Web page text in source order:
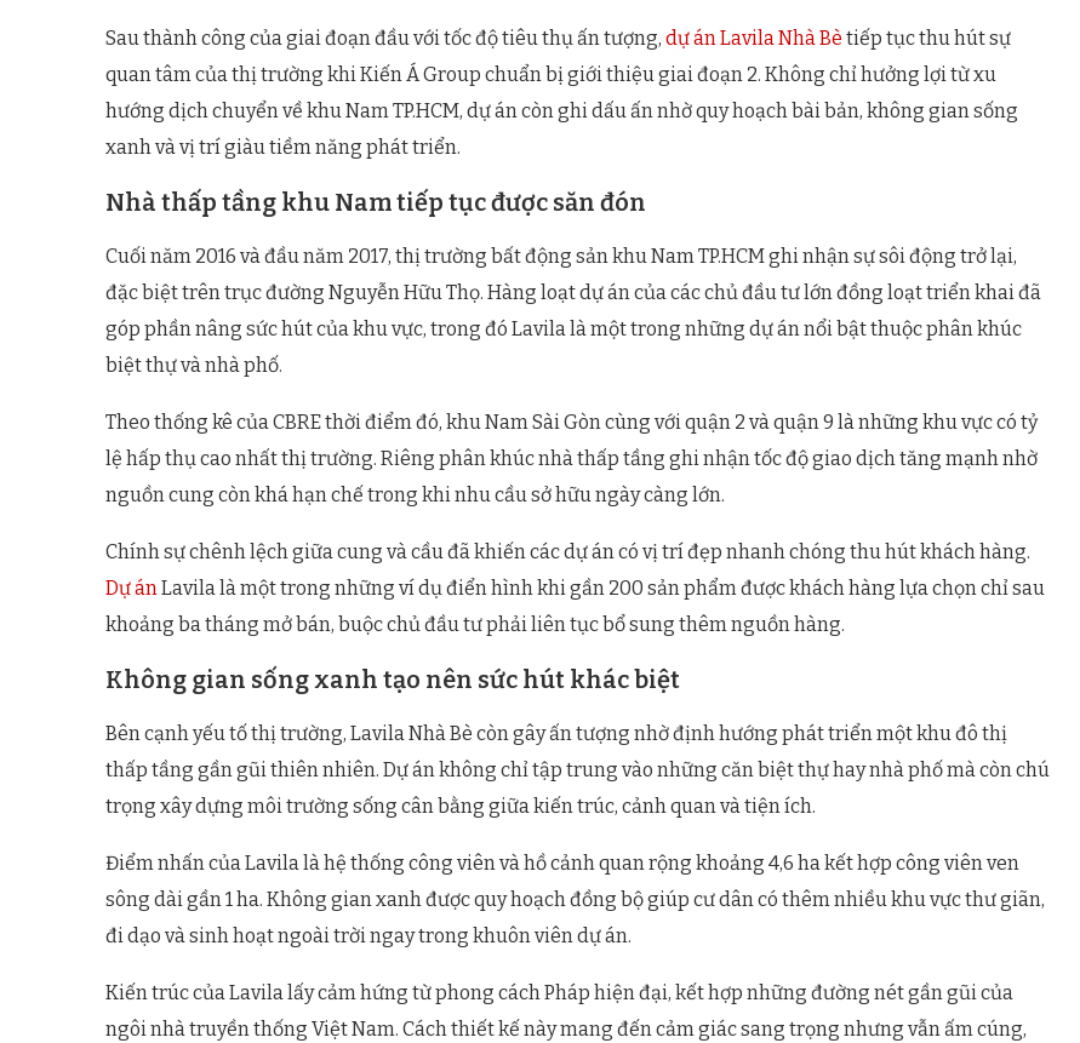
Sau thành công của giai đoạn đầu với tốc độ tiêu thụ ấn tượng, dự án Lavila Nhà Bè tiếp tục thu hút sự
quan tâm của thị trường khi Kiến Á Group chuẩn bị giới thiệu giai đoạn 2. Không chỉ hưởng lợi từ xu
hướng dịch chuyển về khu Nam TP.HCM, dự án còn ghi dấu ấn nhờ quy hoạch bài bản, không gian sống
xanh và vị trí giàu tiềm năng phát triển.
Nhà thấp tầng khu Nam tiếp tục được săn đón
Cuối năm 2016 và đầu năm 2017, thị trường bất động sản khu Nam TP.HCM ghi nhận sự sôi động trở lại,
đặc biệt trên trục đường Nguyễn Hữu Thọ. Hàng loạt dự án của các chủ đầu tư lớn đồng loạt triển khai đã
góp phần nâng sức hút của khu vực, trong đó Lavila là một trong những dự án nổi bật thuộc phân khúc
biệt thự và nhà phố.
Theo thống kê của CBRE thời điểm đó, khu Nam Sài Gòn cùng với quận 2 và quận 9 là những khu vực có tỷ
lệ hấp thụ cao nhất thị trường. Riêng phân khúc nhà thấp tầng ghi nhận tốc độ giao dịch tăng mạnh nhờ
nguồn cung còn khá hạn chế trong khi nhu cầu sở hữu ngày càng lớn.
Chính sự chênh lệch giữa cung và cầu đã khiến các dự án có vị trí đẹp nhanh chóng thu hút khách hàng.
Dự ánLavila là một trong những ví dụ điển hình khi gần 200 sản phẩm được khách hàng lựa chọn chỉ sau
khoảng ba tháng mở bán, buộc chủ đầu tư phải liên tục bổ sung thêm nguồn hàng.
Không gian sống xanh tạo nên sức hút khác biệt
Bên cạnh yếu tố thị trường, Lavila Nhà Bè còn gây ấn tượng nhờ định hướng phát triển một khu đô thị
thấp tầng gần gũi thiên nhiên. Dự án không chỉ tập trung vào những căn biệt thự hay nhà phố mà còn chú
trọng xây dựng môi trường sống cân bằng giữa kiến trúc, cảnh quan và tiện ích.
Điểm nhấn của Lavila là hệ thống công viên và hồ cảnh quan rộng khoảng 4,6 ha kết hợp công viên ven
sông dài gần 1 ha. Không gian xanh được quy hoạch đồng bộ giúp cư dân có thêm nhiều khu vực thư giãn,
đi dạo và sinh hoạt ngoài trời ngay trong khuôn viên dự án.
Kiến trúc của Lavila lấy cảm hứng từ phong cách Pháp hiện đại, kết hợp những đường nét gần gũi của
ngôi nhà truyền thống Việt Nam. Cách thiết kế này mang đến cảm giác sang trọng nhưng vẫn ấm cúng,